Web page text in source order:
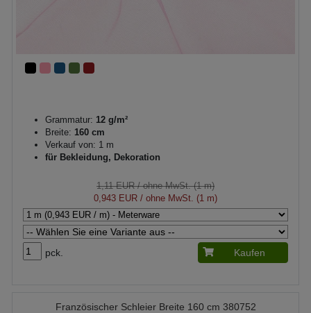
Grammatur: 12 g/m²
Breite: 160 cm
Verkauf von: 1 m
für Bekleidung, Dekoration
1,11 EUR/ ohne MwSt. (1 m)
0,943 EUR / ohne MwSt. (1 m)
pck. Kaufen
Französischer Schleier Breite 160 cm 380752